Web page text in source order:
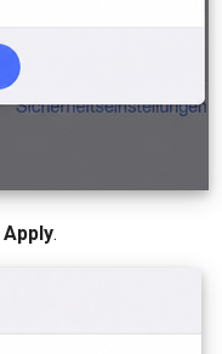
Apply.